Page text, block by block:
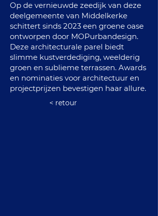
Op de vernieuwde zeedijk van deze
deelgemeente van Middelkerke
schittert sinds 2023 een groene oase
ontworpen door MOPurbandesign.
Deze architecturale parel biedt
slimme kustverdediging, weelderig
groen en sublieme terrassen. Awards
en nominaties voor architectuur en
projectprijzen bevestigen haar allure.
< retour